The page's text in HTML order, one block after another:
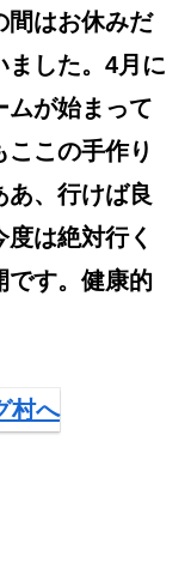
間はお休みだ
ました。4月に
ムが始まって
この手作り
あ、行けば良
は絶対行く
です。健康的